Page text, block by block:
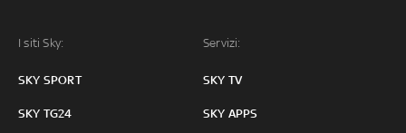
I siti Sky:
SKY SPORT
SKY TG24
Servizi:
SKY TV
SKY APPS